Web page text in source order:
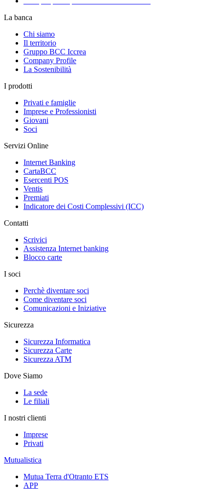
La banca
Chi siamo
Il territorio
Gruppo BCC Iccrea
Company Profile
La Sostenibilità
I prodotti
Privati e famiglie
Imprese e Professionisti
Giovani
Soci
Servizi Online
Internet Banking
CartaBCC
Esercenti POS
Ventis
Premiati
Indicatore dei Costi Complessivi (ICC)
Contatti
Scrivici
Assistenza Internet banking
Blocco carte
I soci
Perchè diventare soci
Come diventare soci
Comunicazioni e Iniziative
Sicurezza
Sicurezza Informatica
Sicurezza Carte
Sicurezza ATM
Dove Siamo
La sede
Le filiali
I nostri clienti
Imprese
Privati
Mutualistica
Mutua Terra d'Otranto ETS
APP